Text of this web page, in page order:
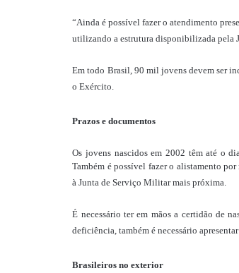
“Ainda é possível fazer o atendimento
utilizando a estrutura disponibilizada pela
Em todo Brasil, 90 mil jovens devem ser
o Exército.
Prazos e documentos
Os jovens nascidos em 2002 têm até o
Também é possível fazer o alistamento
à Junta de Serviço Militar mais próxima.
É necessário ter em mãos a certidão de
deficiência, também é necessário
Brasileiros no exterior